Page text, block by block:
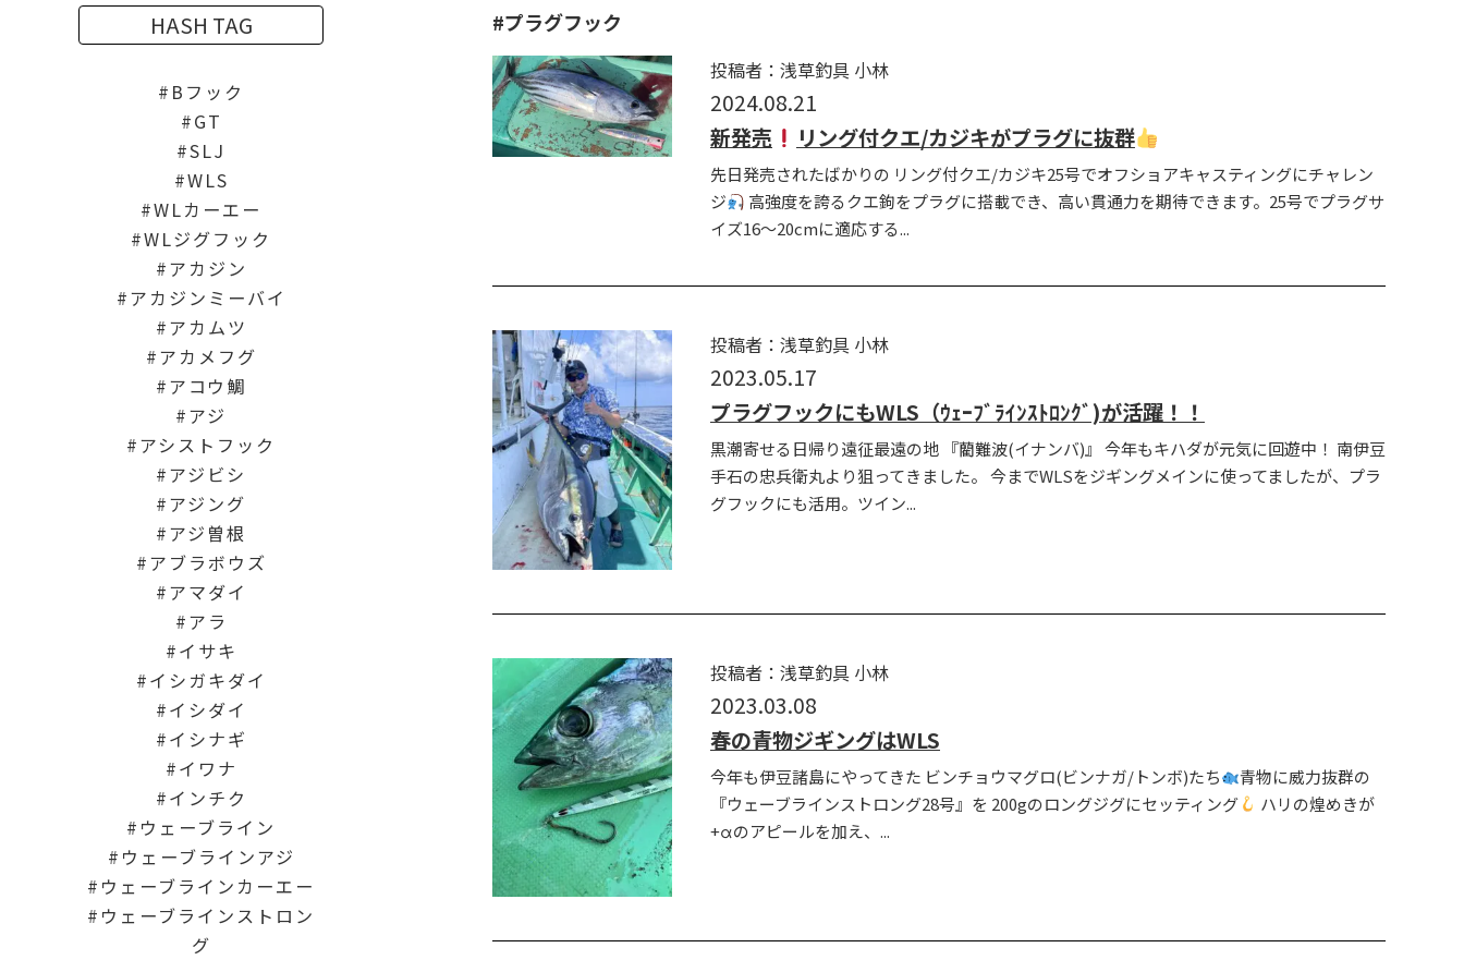
#プラグフック
投稿者：浅草釣具 小林
2024.08.21
新発売
リング付クエ/カジキがプラグに抜群
先日発売されたばかりの リング付クエ/カジキ25号でオフショアキャスティングにチャレン
ジ
高強度を誇るクエ鉤をプラグに搭載でき、高い貫通力を期待できます。25号でプラグサ
イズ16〜20cmに適応する...
投稿者：浅草釣具 小林
2023.05.17
プラグフックにもWLS（ｳｪｰﾌﾞﾗｲﾝｽﾄﾛﾝｸﾞ)が活躍！！
黒潮寄せる日帰り遠征最遠の地 『藺難波(イナンバ)』 今年もキハダが元気に回遊中！ 南伊豆
手石の忠兵衛丸より狙ってきました。 今までWLSをジギングメインに使ってましたが、プラ
グフックにも活用。ツイン...
投稿者：浅草釣具 小林
2023.03.08
春の青物ジギングはWLS
今年も伊豆諸島にやってきた ビンチョウマグロ(ビンナガ/トンボ)たち
青物に威力抜群の
『ウェーブラインストロング28号』を 200gのロングジグにセッティング
ハリの煌めきが
+αのアピールを加え、...
HASH TAG
Bフック
GT
SLJ
WLS
WLカーエー
WLジグフック
アカジン
アカジンミーバイ
アカムツ
アカメフグ
アコウ鯛
アジ
アシストフック
アジビシ
アジング
アジ曽根
アブラボウズ
アマダイ
アラ
イサキ
イシガキダイ
イシダイ
イシナギ
イワナ
インチク
ウェーブライン
ウェーブラインアジ
ウェーブラインカーエー
ウェーブラインストロン
グ